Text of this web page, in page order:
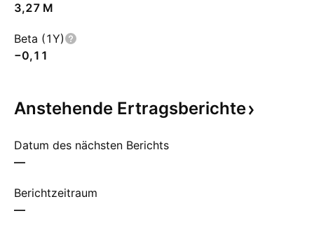
‪3,27 M‬
Beta (1Y)
−0,11
Anstehende Ertragsberichte
Datum des nächsten Berichts
—
Berichtzeitraum
—